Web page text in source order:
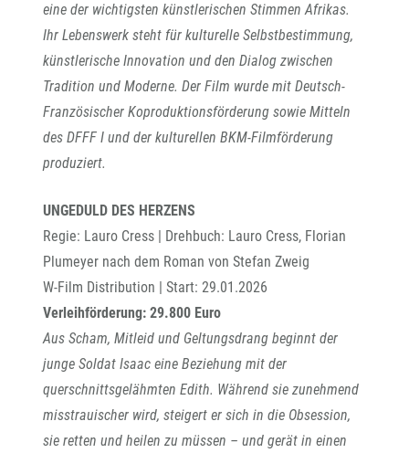
eine der wichtigsten künstlerischen Stimmen Afrikas.
Ihr Lebenswerk steht für kulturelle Selbstbestimmung,
künstlerische Innovation und den Dialog zwischen
Tradition und Moderne. Der Film wurde mit Deutsch-
Französischer Koproduktionsförderung sowie Mitteln
des DFFF I und der kulturellen BKM-Filmförderung
produziert.
UNGEDULD DES HERZENS
Regie: Lauro Cress | Drehbuch: Lauro Cress, Florian
Plumeyer nach dem Roman von Stefan Zweig
W-Film Distribution | Start: 29.01.2026
Verleihförderung: 29.800 Euro
Aus Scham, Mitleid und Geltungsdrang beginnt der
junge Soldat Isaac eine Beziehung mit der
querschnittsgelähmten Edith. Während sie zunehmend
misstrauischer wird, steigert er sich in die Obsession,
sie retten und heilen zu müssen – und gerät in einen